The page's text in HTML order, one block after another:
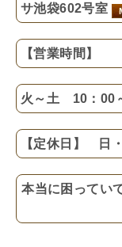
サ池袋602号室
【営業時間】
火～土 10：00
【定休日】 日
本当に困ってい